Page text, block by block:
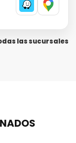
las sucursales